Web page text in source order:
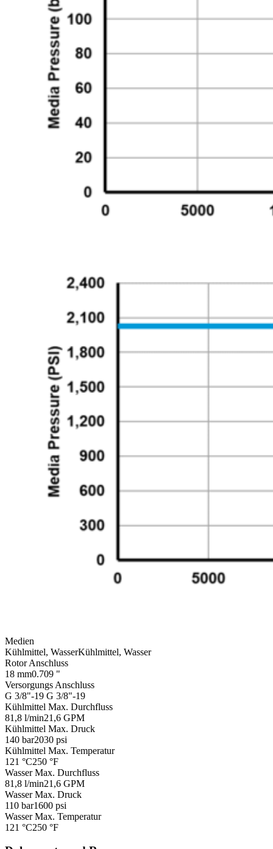
Medien
Kühlmittel, WasserKühlmittel, Wasser
Rotor Anschluss
18 mm0.709 "
Versorgungs Anschluss
G 3/8"-19 G 3/8"-19
Kühlmittel Max. Durchfluss
81,8 l/min21,6 GPM
Kühlmittel Max. Druck
140 bar2030 psi
Kühlmittel Max. Temperatur
121 °C250 °F
Wasser Max. Durchfluss
81,8 l/min21,6 GPM
Wasser Max. Druck
110 bar1600 psi
Wasser Max. Temperatur
121 °C250 °F